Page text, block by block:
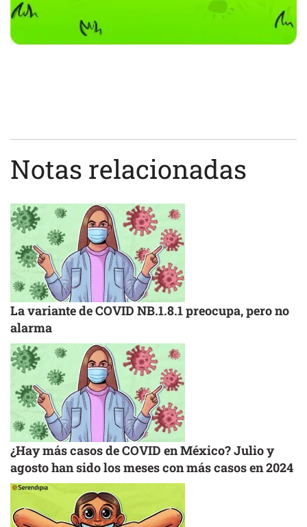
Notas relacionadas
La variante de COVID NB.1.8.1 preocupa, pero no
alarma
¿Hay más casos de COVID en México? Julio y
agosto han sido los meses con más casos en 2024